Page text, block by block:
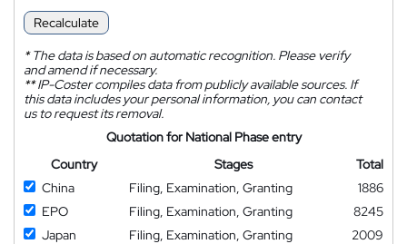
Recalculate
*The data is based on automatic recognition. Please verify
and amend if necessary.
**IP-Coster compiles data from publicly available sources. If
this data includes your personal information, you can contact
us to request its removal.
Quotation for National Phase entry
Country
Stages
Total
China
Filing, Examination, Granting
1886
EPO
Filing, Examination, Granting
8245
Japan
Filing, Examination, Granting
2009